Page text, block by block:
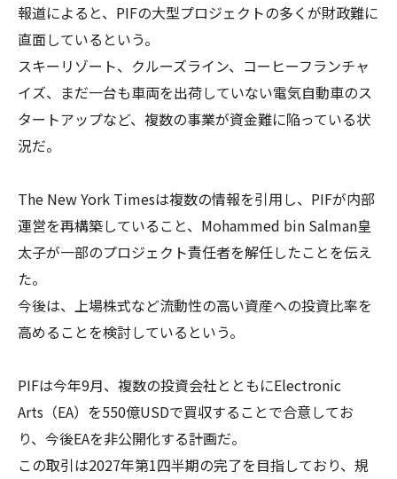
報道によると、PIFの大型プロジェクトの多くが財政難に
直面しているという。
スキーリゾート、クルーズライン、コーヒーフランチャ
イズ、まだ一台も車両を出荷していない電気自動車のス
タートアップなど、複数の事業が資金難に陥っている状
況だ。
The New York Timesは複数の情報を引用し、PIFが内部
運営を再構築していること、Mohammed bin Salman皇
太子が一部のプロジェクト責任者を解任したことを伝え
た。
今後は、上場株式など流動性の高い資産への投資比率を
高めることを検討しているという。
PIFは今年9月、複数の投資会社とともにElectronic
Arts（EA）を550億USDで買収することで合意してお
り、今後EAを非公開化する計画だ。
この取引は2027年第1四半期の完了を目指しており、規